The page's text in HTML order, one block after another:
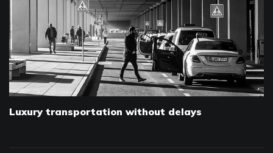
Luxury transportation without delays